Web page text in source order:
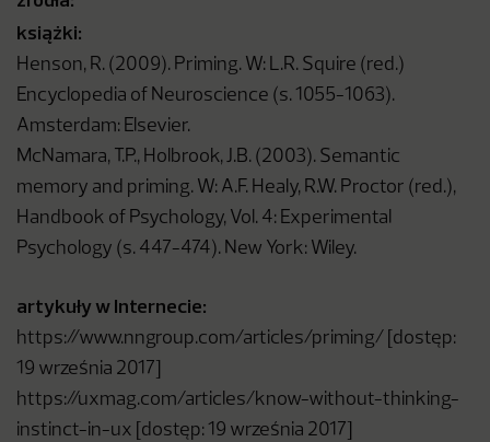
książki:
Henson, R. (2009). Priming. W: L.R. Squire (red.)
Encyclopedia of Neuroscience (s. 1055-1063).
Amsterdam: Elsevier.
McNamara, T.P., Holbrook, J.B. (2003). Semantic
memory and priming. W: A.F. Healy, R.W. Proctor (red.),
Handbook of Psychology, Vol. 4: Experimental
Psychology (s. 447-474). New York: Wiley.
artykuły w Internecie:
https://www.nngroup.com/articles/priming/ [dostęp:
19 września 2017]
https://uxmag.com/articles/know-without-thinking-
instinct-in-ux [dostęp: 19 września 2017]